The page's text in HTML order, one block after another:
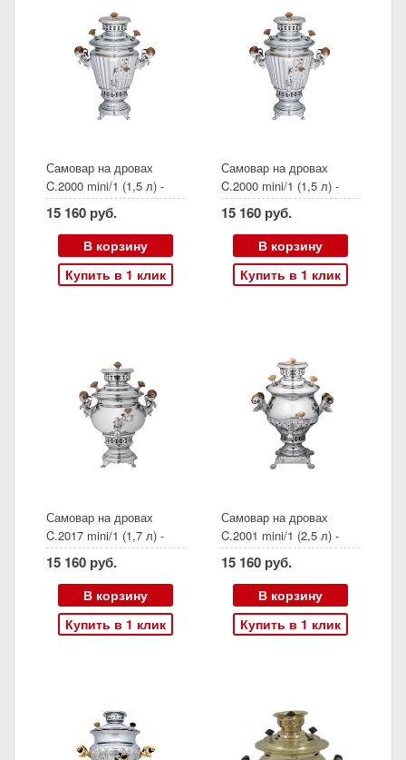
Самовар на дровах
C.2000 mini/1 (1,5 л) -
дисконт Арт 10699
15 160 руб.
В корзину
Купить в 1 клик
Самовар на дровах
C.2000 mini/1 (1,5 л) -
дисконт Арт 9140
Описание дефекта:
пятна на жаровой трубе,
вмятинки на тулове,
слева от крана. Труба в
15 160 руб.
В корзину
Купить в 1 клик
Самовар на дровах
C.2017 mini/1 (1,7 л) -
дисконт Арт 8349
15 160 руб.
В корзину
Купить в 1 клик
Самовар на дровах
C.2001 mini/1 (2,5 л) -
дисконт Арт 8124
15 160 руб.
В корзину
Купить в 1 клик